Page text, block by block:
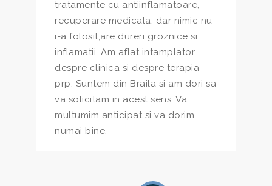
tratamente cu antiinflamatoare,
recuperare medicala, dar nimic nu
i-a folosit,are dureri groznice si
inflamatii. Am aflat intamplator
despre clinica si despre terapia
prp. Suntem din Braila si am dori sa
va solicitam in acest sens. Va
multumim anticipat si va dorim
numai bine.